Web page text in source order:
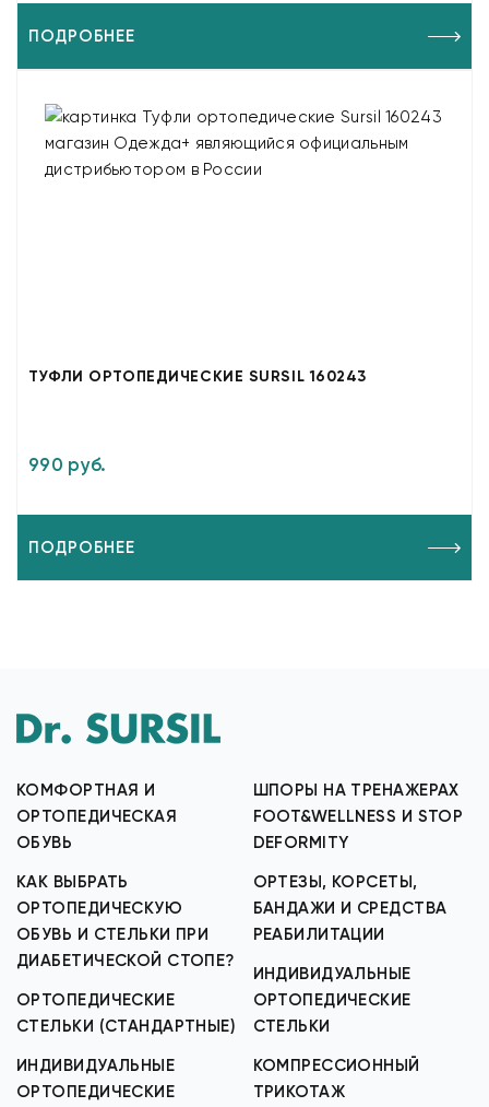
ПОДРОБНЕЕ
ТУФЛИ ОРТОПЕДИЧЕСКИЕ SURSIL 160243
990 руб.
ПОДРОБНЕЕ
КОМФОРТНАЯ И
ОРТОПЕДИЧЕСКАЯ
ОБУВЬ
КАК ВЫБРАТЬ
ОРТОПЕДИЧЕСКУЮ
ОБУВЬ И СТЕЛЬКИ ПРИ
ДИАБЕТИЧЕСКОЙ СТОПЕ?
ОРТОПЕДИЧЕСКИЕ
СТЕЛЬКИ (СТАНДАРТНЫЕ)
ИНДИВИДУАЛЬНЫЕ
ОРТОПЕДИЧЕСКИЕ
ШПОРЫ НА ТРЕНАЖЕРАХ
FOOT&WELLNESS И STOP
DEFORMITY
ОРТЕЗЫ, КОРСЕТЫ,
БАНДАЖИ И СРЕДСТВА
РЕАБИЛИТАЦИИ
ИНДИВИДУАЛЬНЫЕ
ОРТОПЕДИЧЕСКИЕ
СТЕЛЬКИ
КОМПРЕССИОННЫЙ
ТРИКОТАЖ